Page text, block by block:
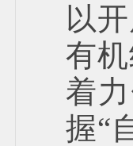
以
有
着
握“